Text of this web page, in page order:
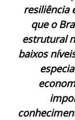
resiliência
que o
estrutural
baixos